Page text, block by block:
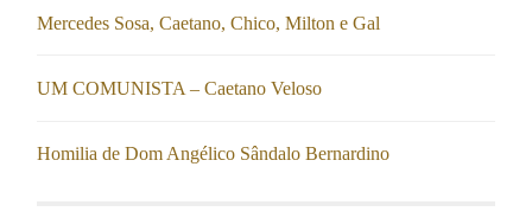
Mercedes Sosa, Caetano, Chico, Milton e Gal
UM COMUNISTA – Caetano Veloso
Homilia de Dom Angélico Sândalo Bernardino